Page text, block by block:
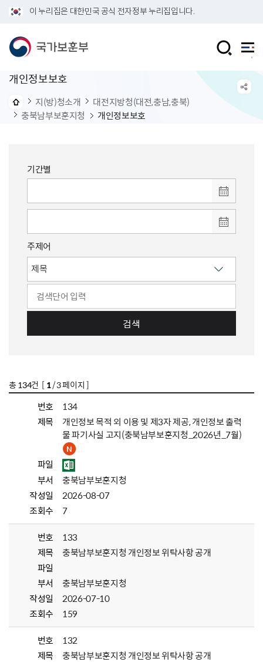
이 누리집은 대한민국 공식 전자정부 누리집입니다.
개인정보보호
지(방)청소개
대전지방청(대전,충남,충북)
충북남부보훈지청
개인정보보호
기간별
주제어
검색
총 134건 [ 1/ 3 페이지 ]
번호
134
제목
개인정보 목적 외 이용 및 제3자 제공, 개인정보 출력
물 파기사실 고지(충북남부보훈지청_2026년_7월)
파일
부서
충북남부보훈지청
작성일
2026-08-07
조회수
7
번호
133
제목
충북남부보훈지청 개인정보 위탁사항 공개
파일
부서
충북남부보훈지청
작성일
2026-07-10
조회수
159
번호
132
제목
충북남부보훈지청 개인정보 위탁사항 공개